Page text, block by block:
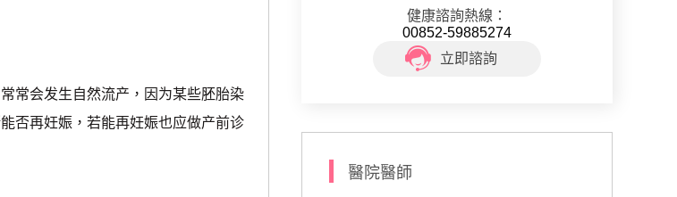
会发生自然流产，因为某些胚胎染
否再妊娠，若能再妊娠也应做产前诊
健康諮詢熱線：
00852-59885274
立即諮詢
醫院醫師